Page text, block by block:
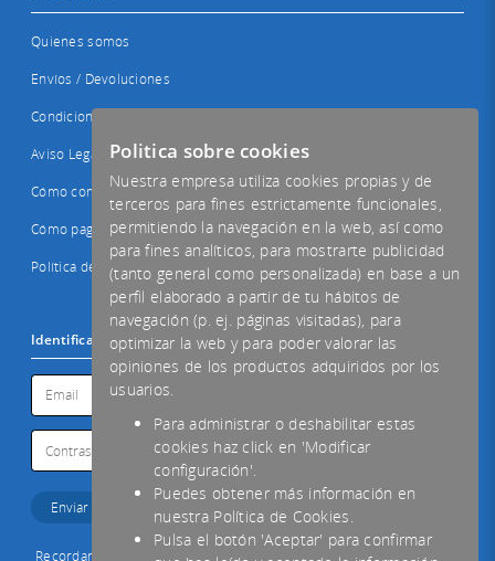
Quienes somos
Envíos / Devoluciones
Condiciones Generales
Aviso Legal / Privacidad
Cómo comprar
Cómo pagar
Política de aceptación de cookies
Identificación
Recordar password
Politica sobre cookies
Nuestra empresa utiliza cookies propias y de
terceros para fines estrictamente funcionales,
permitiendo la navegación en la web, así como
para fines analíticos, para mostrarte publicidad
(tanto general como personalizada) en base a un
perfil elaborado a partir de tu hábitos de
navegación (p. ej. páginas visitadas), para
optimizar la web y para poder valorar las
opiniones de los productos adquiridos por los
usuarios.
Para administrar o deshabilitar estas
cookies haz click en 'Modificar
configuración'.
Puedes obtener más información en
nuestra Política de Cookies.
Pulsa el botón 'Aceptar' para confirmar